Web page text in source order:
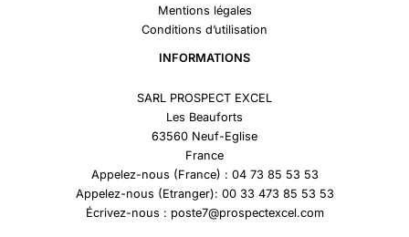
Mentions légales
Conditions d’utilisation
INFORMATIONS
SARL PROSPECT EXCEL
Les Beauforts
63560 Neuf-Eglise
France
Appelez-nous (France) : 04 73 85 53 53
Appelez-nous (Etranger): 00 33 473 85 53 53
Écrivez-nous : poste7@prospectexcel.com